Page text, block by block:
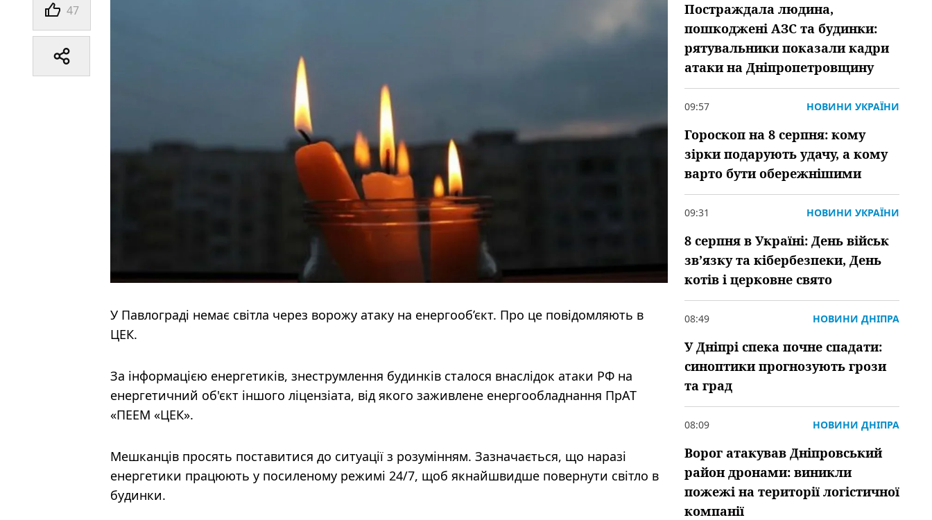
47
У Павлограді немає світла через ворожу атаку на енергооб’єкт. Про це повідомляють в
ЦЕК.
За інформацією енергетиків, знеструмлення будинків сталося внаслідок атаки РФ на
енергетичний об'єкт іншого ліцензіата, від якого заживлене енергообладнання ПрАТ
«ПЕЕМ «ЦЕК».
Мешканців просять поставитися до ситуації з розумінням. Зазначається, що наразі
енергетики працюють у посиленому режимі 24/7, щоб якнайшвидше повернути світло в
будинки.
Постраждала людина,
пошкоджені АЗС та будинки:
рятувальники показали кадри
атаки на Дніпропетровщину
09:57 НОВИНИ УКРАЇНИ
Гороскоп на 8 серпня: кому
зірки подарують удачу, а кому
варто бути обережнішими
09:31 НОВИНИ УКРАЇНИ
8 серпня в Україні: День військ
зв’язку та кібербезпеки, День
котів і церковне свято
08:49 НОВИНИ ДНІПРА
У Дніпрі спека почне спадати:
синоптики прогнозують грози
та град
08:09 НОВИНИ ДНІПРА
Ворог атакував Дніпровський
район дронами: виникли
пожежі на території логістичної
компанії